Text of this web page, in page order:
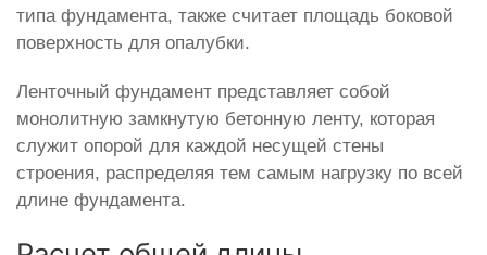
типа фундамента, также считает площадь боковой
поверхность для опалубки.
Ленточный фундамент представляет собой
монолитную замкнутую бетонную ленту, которая
служит опорой для каждой несущей стены
строения, распределяя тем самым нагрузку по всей
длине фундамента.